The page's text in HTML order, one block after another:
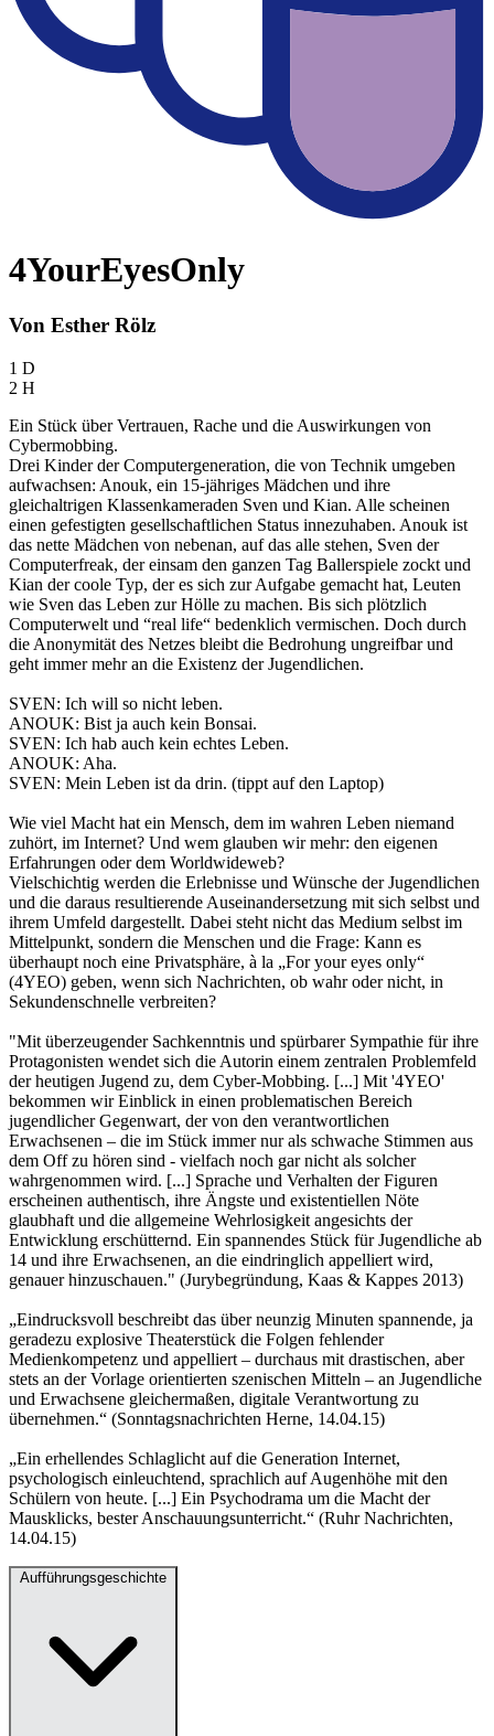
4YourEyesOnly
Von Esther Rölz
1 D
2 H
Ein Stück über Vertrauen, Rache und die Auswirkungen von
Cybermobbing.
Drei Kinder der Computergeneration, die von Technik umgeben
aufwachsen: Anouk, ein 15-jähriges Mädchen und ihre
gleichaltrigen Klassenkameraden Sven und Kian. Alle scheinen
einen gefestigten gesellschaftlichen Status innezuhaben. Anouk ist
das nette Mädchen von nebenan, auf das alle stehen, Sven der
Computerfreak, der einsam den ganzen Tag Ballerspiele zockt und
Kian der coole Typ, der es sich zur Aufgabe gemacht hat, Leuten
wie Sven das Leben zur Hölle zu machen. Bis sich plötzlich
Computerwelt und “real life“ bedenklich vermischen. Doch durch
die Anonymität des Netzes bleibt die Bedrohung ungreifbar und
geht immer mehr an die Existenz der Jugendlichen.
SVEN: Ich will so nicht leben.
ANOUK: Bist ja auch kein Bonsai.
SVEN: Ich hab auch kein echtes Leben.
ANOUK: Aha.
SVEN: Mein Leben ist da drin. (tippt auf den Laptop)
Wie viel Macht hat ein Mensch, dem im wahren Leben niemand
zuhört, im Internet? Und wem glauben wir mehr: den eigenen
Erfahrungen oder dem Worldwideweb?
Vielschichtig werden die Erlebnisse und Wünsche der Jugendlichen
und die daraus resultierende Auseinandersetzung mit sich selbst und
ihrem Umfeld dargestellt. Dabei steht nicht das Medium selbst im
Mittelpunkt, sondern die Menschen und die Frage: Kann es
überhaupt noch eine Privatsphäre, à la „For your eyes only“
(4YEO) geben, wenn sich Nachrichten, ob wahr oder nicht, in
Sekundenschnelle verbreiten?
"Mit überzeugender Sachkenntnis und spürbarer Sympathie für ihre
Protagonisten wendet sich die Autorin einem zentralen Problemfeld
der heutigen Jugend zu, dem Cyber-Mobbing. [...] Mit '4YEO'
bekommen wir Einblick in einen problematischen Bereich
jugendlicher Gegenwart, der von den verantwortlichen
Erwachsenen – die im Stück immer nur als schwache Stimmen aus
dem Off zu hören sind - vielfach noch gar nicht als solcher
wahrgenommen wird. [...] Sprache und Verhalten der Figuren
erscheinen authentisch, ihre Ängste und existentiellen Nöte
glaubhaft und die allgemeine Wehrlosigkeit angesichts der
Entwicklung erschütternd. Ein spannendes Stück für Jugendliche ab
14 und ihre Erwachsenen, an die eindringlich appelliert wird,
genauer hinzuschauen." (Jurybegründung, Kaas & Kappes 2013)
„Eindrucksvoll beschreibt das über neunzig Minuten spannende, ja
geradezu explosive Theaterstück die Folgen fehlender
Medienkompetenz und appelliert – durchaus mit drastischen, aber
stets an der Vorlage orientierten szenischen Mitteln – an Jugendliche
und Erwachsene gleichermaßen, digitale Verantwortung zu
übernehmen.“ (Sonntagsnachrichten Herne, 14.04.15)
„Ein erhellendes Schlaglicht auf die Generation Internet,
psychologisch einleuchtend, sprachlich auf Augenhöhe mit den
Schülern von heute. [...] Ein Psychodrama um die Macht der
Mausklicks, bester Anschauungsunterricht.“ (Ruhr Nachrichten,
14.04.15)
Aufführungsgeschichte